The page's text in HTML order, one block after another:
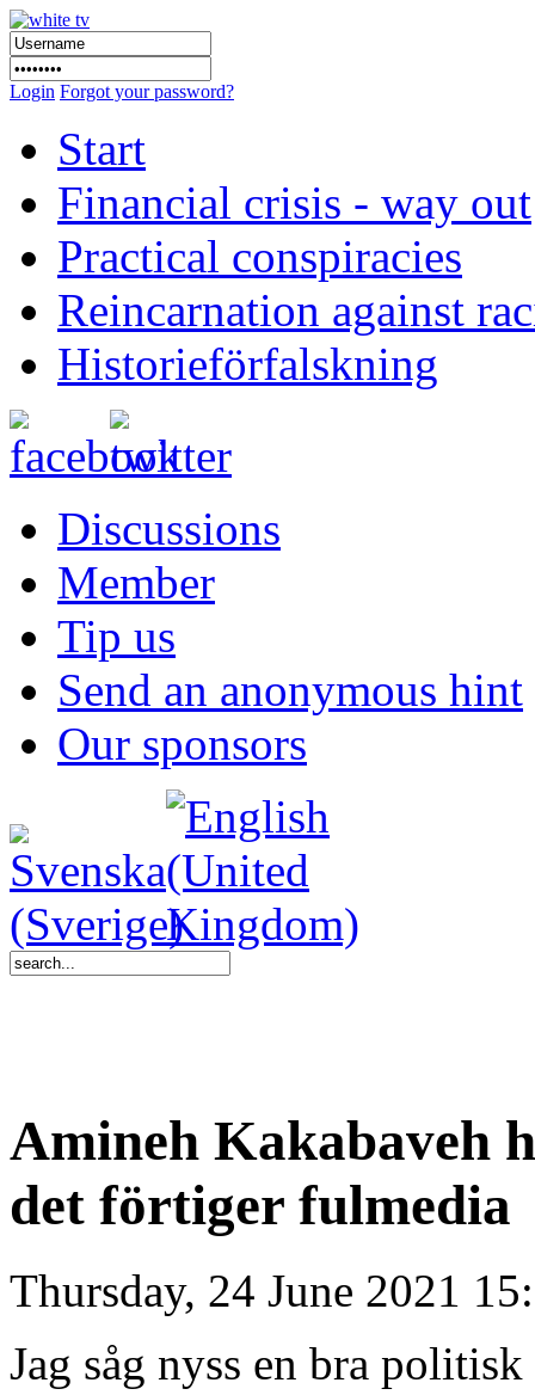
Login Forgot your password?
Start
Financial crisis - way out
Practical conspiracies
Reincarnation against
Historieförfalskning
Discussions
Member
Tip us
Send an anonymous hint
Our sponsors
Amineh Kakabaveh
det förtiger fulmedia
Thursday, 24 June 2021
Jag såg nyss en bra